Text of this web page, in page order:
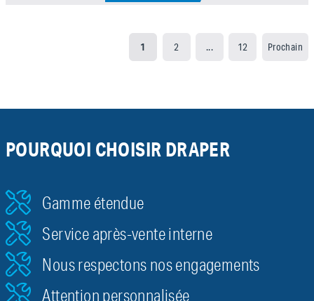
1 2 ... 12 Prochain
POURQUOI CHOISIR DRAPER
Gamme étendue
Service après-vente interne
Nous respectons nos engagements
Attention personnalisée